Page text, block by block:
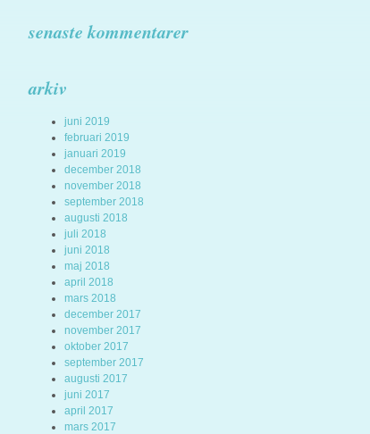
senaste kommentarer
arkiv
juni 2019
februari 2019
januari 2019
december 2018
november 2018
september 2018
augusti 2018
juli 2018
juni 2018
maj 2018
april 2018
mars 2018
december 2017
november 2017
oktober 2017
september 2017
augusti 2017
juni 2017
april 2017
mars 2017